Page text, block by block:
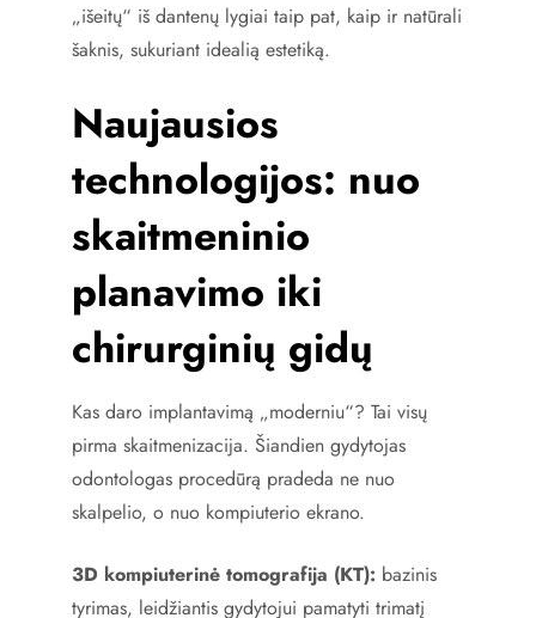
„išeitų“ iš dantenų lygiai taip pat, kaip ir natūrali
šaknis, sukuriant idealią estetiką.
Naujausios
technologijos: nuo
skaitmeninio
planavimo iki
chirurginių gidų
Kas daro implantavimą „moderniu“? Tai visų
pirma skaitmenizacija. Šiandien gydytojas
odontologas procedūrą pradeda ne nuo
skalpelio, o nuo kompiuterio ekrano.
3D kompiuterinė tomografija (KT): bazinis
tyrimas, leidžiantis gydytojui pamatyti trimatį